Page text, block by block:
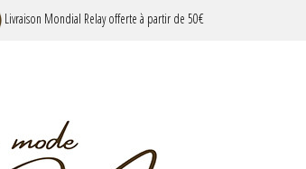
Livraison Mondial Relay offerte à partir de 50€